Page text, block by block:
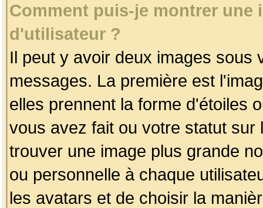
Comment puis-je montrer une
d'utilisateur ?
Il peut y avoir deux images sous
messages. La première est
elles prennent la forme d'étoiles
vous avez fait ou votre statut
trouver une image plus grande
ou personnelle à chaque
les avatars et de choisir la